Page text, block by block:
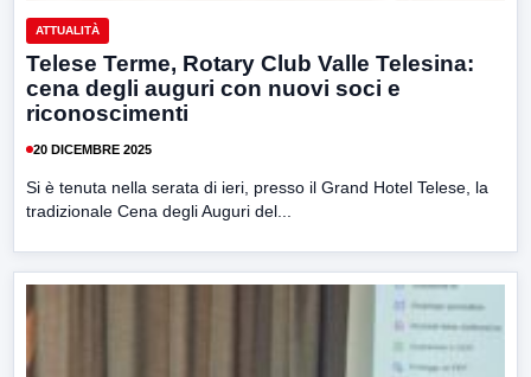
ATTUALITÀ
Telese Terme, Rotary Club Valle Telesina:
cena degli auguri con nuovi soci e
riconoscimenti
20 DICEMBRE 2025
Si è tenuta nella serata di ieri, presso il Grand Hotel Telese, la
tradizionale Cena degli Auguri del...